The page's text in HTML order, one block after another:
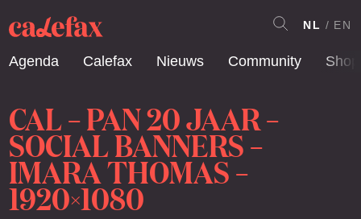
Agenda Calefax Nieuws Community Shop
NL EN
CAL – PAN 20 JAAR –
SOCIAL BANNERS –
IMARA THOMAS –
1920×1080